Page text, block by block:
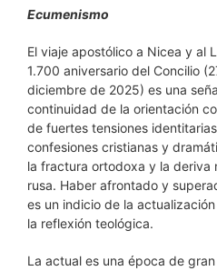
Ecumenismo
El viaje apostólico a Nicea y al
1.700 aniversario del Concilio
diciembre de 2025) es una
continuidad de la orientación
de fuertes tensiones
confesiones cristianas y
la fractura ortodoxa y la deriva
rusa. Haber afrontado y
es un indicio de la
la reflexión teológica.
La actual es una época de